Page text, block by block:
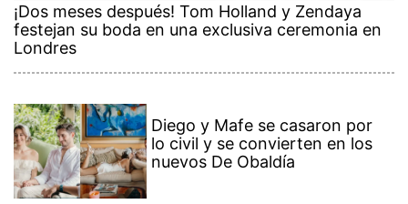
¡Dos meses después! Tom Holland y Zendaya
festejan su boda en una exclusiva ceremonia en
Londres
Diego y Mafe se casaron por
lo civil y se convierten en los
nuevos De Obaldía